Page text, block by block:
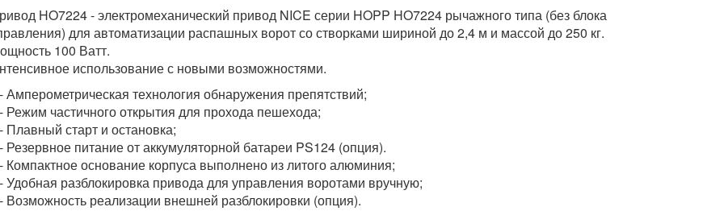
HO7224 - электромеханический привод NICE серии HOPP HO7224 рычажного типа (без блока
для автоматизации распашных ворот со створками шириной до 2,4 м и массой до 250 кг.
100 Ватт.
использование с новыми возможностями.
технология обнаружения препятствий;
частичного открытия для прохода пешехода;
старт и остановка;
питание от аккумуляторной батареи PS124 (опция).
основание корпуса выполнено из литого алюминия;
разблокировка привода для управления воротами вручную;
реализации внешней разблокировки (опция).